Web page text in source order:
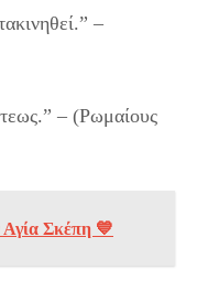
–
– (Ρωμαίους
Σκέπη 💙